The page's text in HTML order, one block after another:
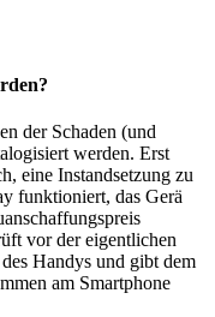
der Schaden (und
werden. Erst
eine Instandsetzung zu
funktioniert, das Gerä
vor der eigentlichen
Handys und gibt dem
am Smartphone